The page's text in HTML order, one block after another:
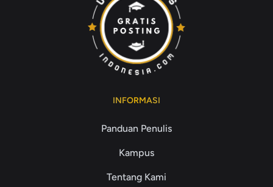
INFORMASI
Panduan Penulis
Kampus
Tentang Kami